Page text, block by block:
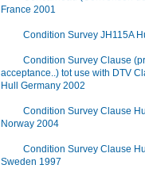
France 2001
Condition Survey JH115A
Condition Survey Clause
acceptance..) tot use with DTV
Hull Germany 2002
Condition Survey Clause
Norway 2004
Condition Survey Clause
Sweden 1997